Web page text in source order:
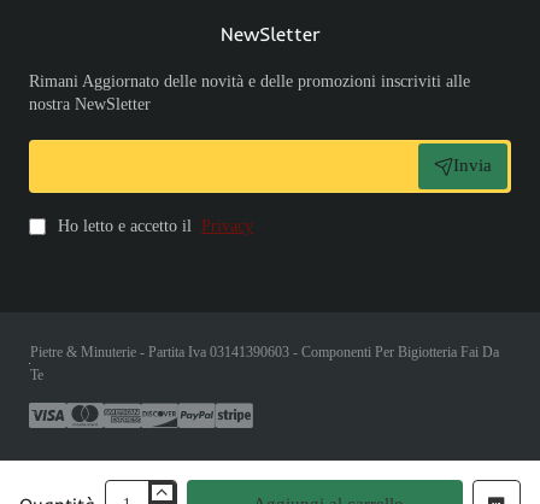
NewSletter
Rimani Aggiornato delle novità e delle promozioni inscriviti alle
nostra NewSletter
Invia
Ho letto e accetto il Privacy
Pietre & Minuterie - Partita Iva 03141390603 - Componenti Per Bigiotteria Fai Da
Te